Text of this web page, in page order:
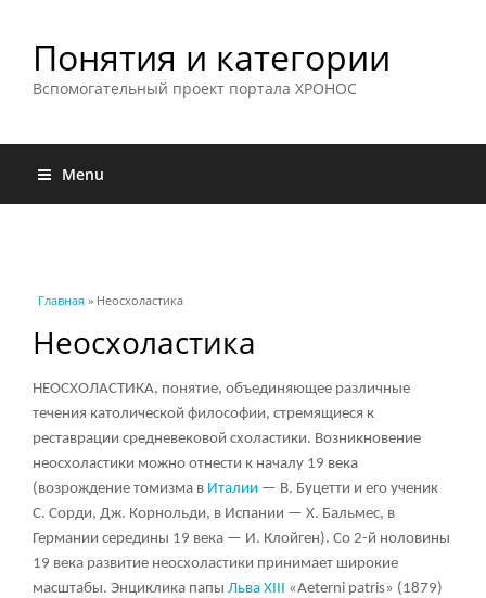
Понятия и категории
Вспомогательный проект портала ХРОНОС
Menu
Вы здесь
Главная » Неосхоластика
Неосхоластика
НЕОСХОЛАСТИКА, понятие, объединяющее различные
течения католической философии, стремящиеся к
реставрации средневековой схоластики. Возникновение
неосхоластики можно отнести к началу 19 века
(возрождение томизма в Италии — В. Буцетти и его ученик
С. Сорди, Дж. Корнольди, в Испании — X. Бальмес, в
Германии середины 19 века — И. Клойген). Со 2-й ноловины
19 века развитие неосхоластики принимает широкие
масштабы. Энциклика папы Льва XIII «Aeterni patris» (1879)